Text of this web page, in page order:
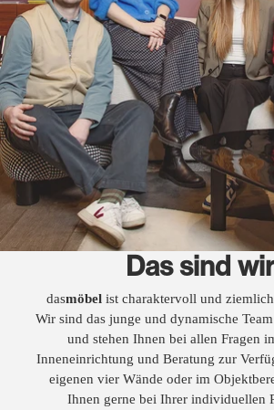
Das sind
dasmöbelist charaktervoll und
Wir sind das junge und dynamische
und stehen Ihnen bei allen Fragen
Inneneinrichtung und Beratung zur
eigenen vier Wände oder im
Ihnen gerne bei Ihrer individuellen